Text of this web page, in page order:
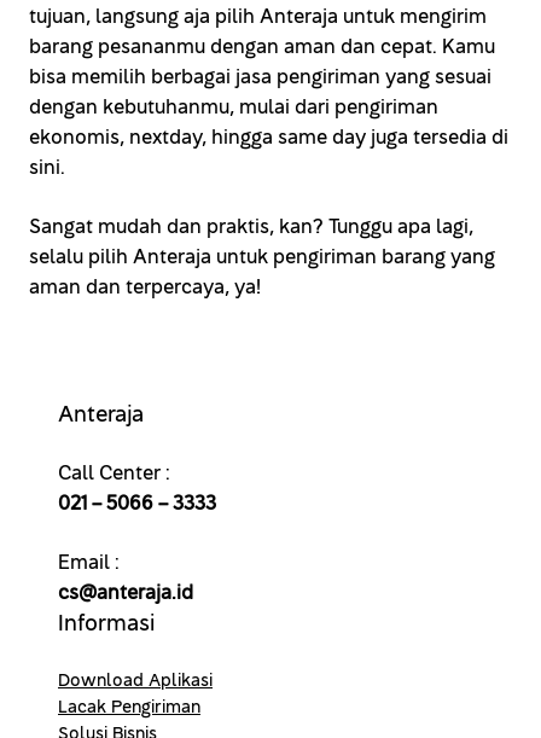
tujuan, langsung aja pilih Anteraja untuk mengirim
barang pesananmu dengan aman dan cepat. Kamu
bisa memilih berbagai jasa pengiriman yang sesuai
dengan kebutuhanmu, mulai dari pengiriman
ekonomis, nextday, hingga same day juga tersedia di
sini.
Sangat mudah dan praktis, kan? Tunggu apa lagi,
selalu pilih Anteraja untuk pengiriman barang yang
aman dan terpercaya, ya!
Anteraja
Call Center :
021 – 5066 – 3333
Email :
cs@anteraja.id
Informasi
Download Aplikasi
Lacak Pengiriman
Solusi Bisnis